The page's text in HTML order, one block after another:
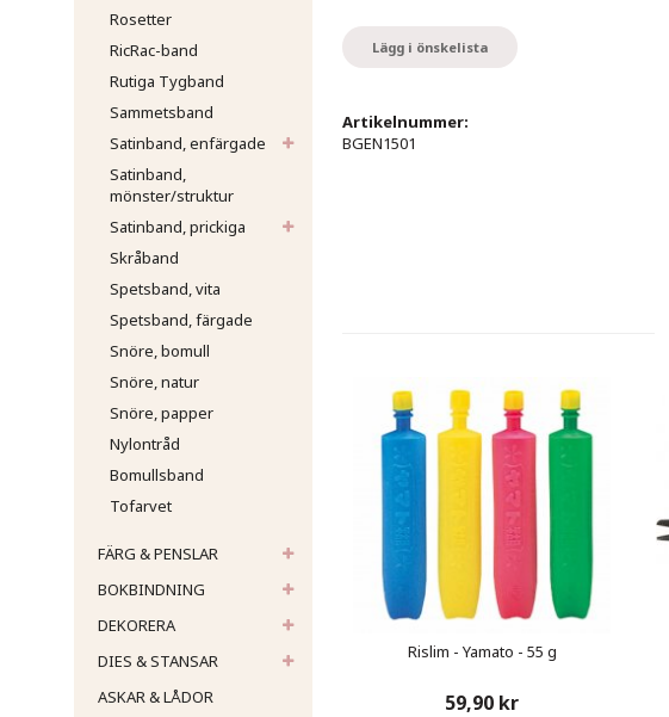
Rosetter
RicRac-band
Rutiga Tygband
Sammetsband
Satinband, enfärgade
Satinband,
mönster/struktur
Satinband, prickiga
Skråband
Spetsband, vita
Spetsband, färgade
Snöre, bomull
Snöre, natur
Snöre, papper
Nylontråd
Bomullsband
Tofarvet
FÄRG & PENSLAR
BOKBINDNING
DEKORERA
DIES & STANSAR
ASKAR & LÅDOR
Lägg i önskelista
Artikelnummer:
BGEN1501
Rislim - Yamato - 55 g
59,90 kr